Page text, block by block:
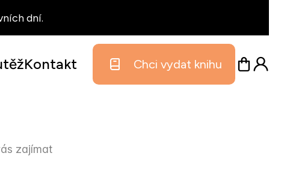
dní.
Kontakt Chci vydat knihu
zajímat